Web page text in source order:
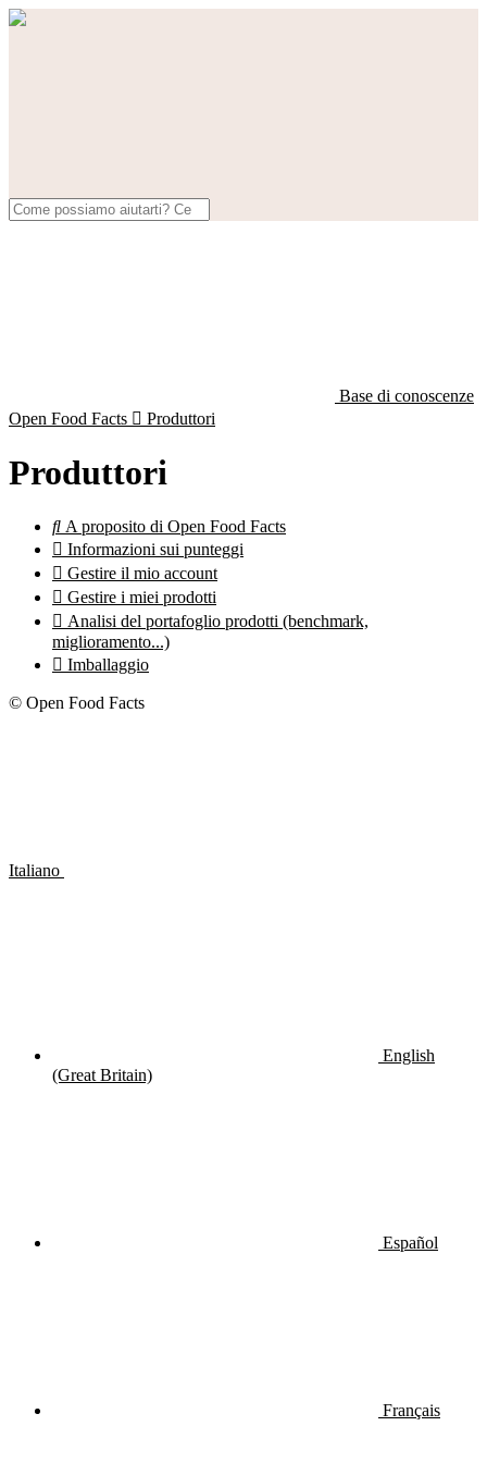
Base di conoscenze
Open Food Facts  Produttori
Produttori
 A proposito di Open Food Facts
 Informazioni sui punteggi
 Gestire il mio account
 Gestire i miei prodotti
 Analisi del portafoglio prodotti (benchmark,
miglioramento...)
 Imballaggio
© Open Food Facts
Italiano
English
(Great Britain)
Español
Français